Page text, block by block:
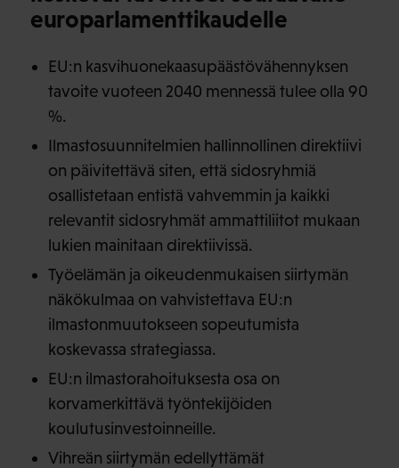
europarlamenttikaudelle
EU:n kasvihuonekaasupäästövähennyksen
tavoite vuoteen 2040 mennessä tulee olla 90
%.
Ilmastosuunnitelmien hallinnollinen direktiivi
on päivitettävä siten, että sidosryhmiä
osallistetaan entistä vahvemmin ja kaikki
relevantit sidosryhmät ammattiliitot mukaan
lukien mainitaan direktiivissä.
Työelämän ja oikeudenmukaisen siirtymän
näkökulmaa on vahvistettava EU:n
ilmastonmuutokseen sopeutumista
koskevassa strategiassa.
EU:n ilmastorahoituksesta osa on
korvamerkittävä työntekijöiden
koulutusinvestoinneille.
Vihreän siirtymän edellyttämät